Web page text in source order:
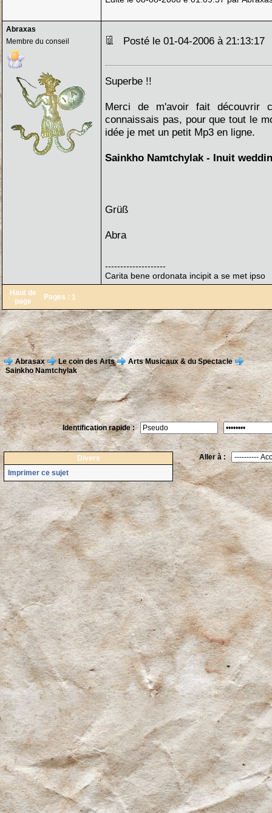
Abraxas
Membre du conseil
Posté le 01-04-2006 à
Superbe !!
Merci de m'avoir fait découvrir
connaissais pas, pour que tout le
idée je met un petit Mp3 en ligne.
Sainkho Namtchylak - Inuit
Grüß
Abra
--------------------
Carita bene ordonata incipit a se met ipso
Haut de
page
Pages : 1
Abrasax Le coin des Arts
Arts Musicaux & du Spectacle
Sainkho Namtchylak
Identification rapide :
Divers
Imprimer ce sujet
Aller à :